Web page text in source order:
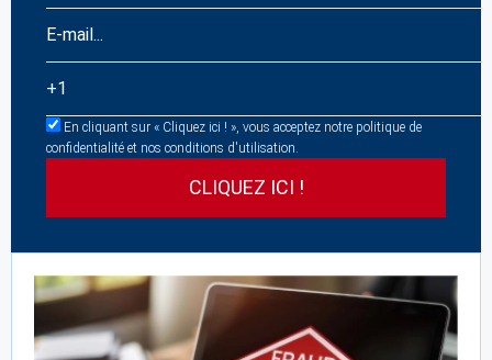
En cliquant sur « Cliquez ici ! », vous acceptez notre politique de
confidentialité et nos conditions d'utilisation.